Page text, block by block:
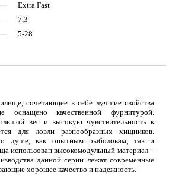
—
Extra Fast
—
7,3
— 5-28
сочетающее в себе лучшие свойства
оснащено качественной фурнитурой.
вес и высокую чувствительность к
для ловли разнообразных хищников.
душе, как опытным рыболовам, так и
использован высокомодульный материал –
данной серии лежат современные
хорошее качество и надежность.